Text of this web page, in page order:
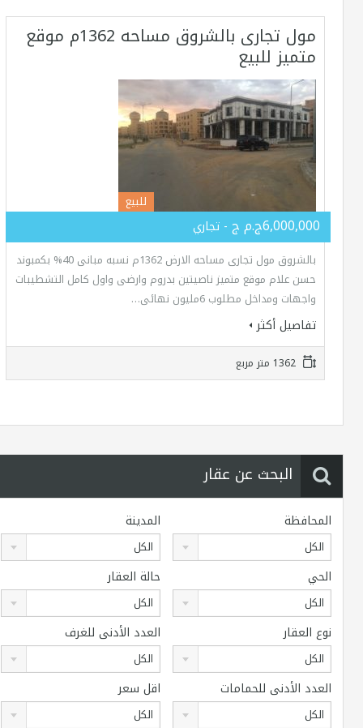
مول تجارى بالشروق مساحه 1362م موقع
متميز للبيع
للبيع
6,000,000ج.م ج - تجاري
بالشروق مول تجارى مساحه الارض 1362م نسبه مبانى 40% بكمبوند
حسن علام موقع متميز ناصيتين بدروم وارضى واول كامل التشطيبات
واجهات ومداخل مطلوب 6مليون نهائى…
تفاصيل أكثر
1362 متر مربع
البحث عن عقار
المحافظة
الكل
المدينة
الكل
الحي
الكل
حالة العقار
الكل
نوع العقار
الكل
العدد الأدنى للغرف
الكل
العدد الأدنى للحمامات
الكل
اقل سعر
الكل